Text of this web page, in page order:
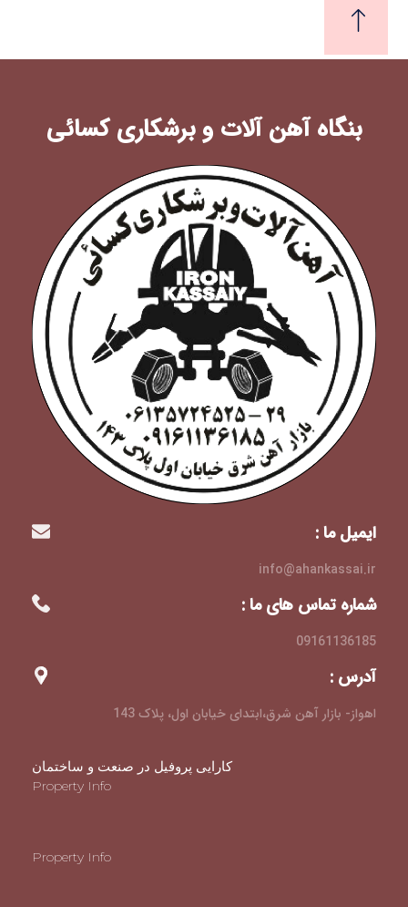
بنگاه آهن آلات و برشکاری کسائی
ایمیل ما :
info@ahankassai.ir
شماره تماس های ما :
09161136185
آدرس :
اهواز- بازار آهن شرق،ابتدای خیابان اول، پلاک 143
کارایی پروفیل در صنعت و ساختمان
Property Info
Property Info